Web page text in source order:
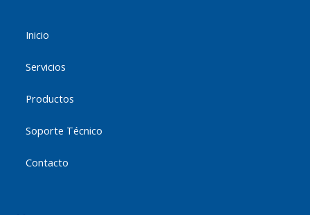
Inicio
Servicios
Productos
Soporte Técnico
Contacto